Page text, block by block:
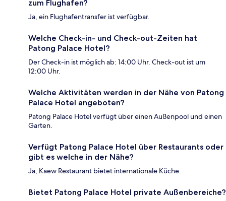
zum Flughafen?
Ja, ein Flughafentransfer ist verfügbar.
Welche Check-in- und Check-out-Zeiten hat
Patong Palace Hotel?
Der Check-in ist möglich ab: 14:00 Uhr. Check-out ist um
12:00 Uhr.
Welche Aktivitäten werden in der Nähe von Patong
Palace Hotel angeboten?
Patong Palace Hotel verfügt über einen Außenpool und einen
Garten.
Verfügt Patong Palace Hotel über Restaurants oder
gibt es welche in der Nähe?
Ja, Kaew Restaurant bietet internationale Küche.
Bietet Patong Palace Hotel private Außenbereiche?